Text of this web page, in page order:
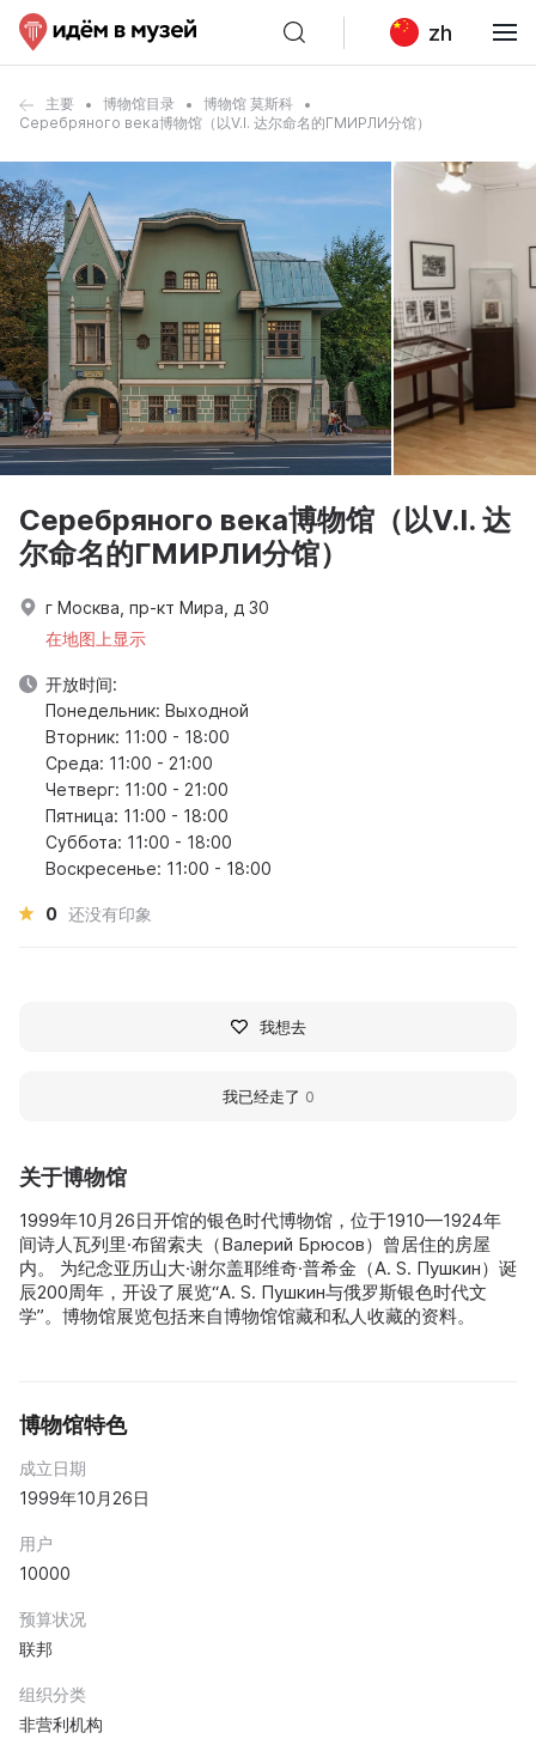
zh
主要 博物馆目录
博物馆 莫斯科
Серебряного века博物馆（以V.I. 达尔命名的ГМИРЛИ分馆）
关于博物馆
1999年10月26日开馆的银色时代博物馆，位于1910—1924年
间诗人瓦列里·布留索夫（Валерий Брюсов）曾居住的房屋
内。 为纪念亚历山大·谢尔盖耶维奇·普希金（A. S. Пушкин）诞
辰200周年，开设了展览“А. S. Пушкин与俄罗斯银色时代文
学”。博物馆展览包括来自博物馆馆藏和私人收藏的资料。
博物馆特色
成立日期
1999年10月26日
用户
10000
预算状况
联邦
组织分类
非营利机构
Серебряного века博物馆（以V.I. 达
尔命名的ГМИРЛИ分馆）
г Москва, пр-кт Мира, д 30
在地图上显示
开放时间:
Понедельник: Выходной
Вторник: 11:00 - 18:00
Среда: 11:00 - 21:00
Четверг: 11:00 - 21:00
Пятница: 11:00 - 18:00
Суббота: 11:00 - 18:00
Воскресенье: 11:00 - 18:00
0 还没有印象
我想去
我已经走了 0